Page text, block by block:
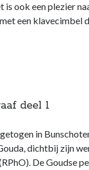
ook een plezier
een klavecimbel
deel 1
in
dichtbij zijn
De Goudse